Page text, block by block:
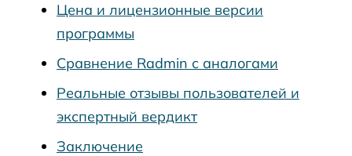
Цена и лицензионные версии
программы
Сравнение Radmin с аналогами
Реальные отзывы пользователей и
экспертный вердикт
Заключение